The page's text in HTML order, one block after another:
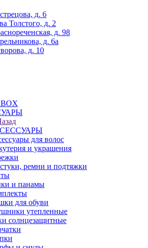
д. 6
Толстого, д. 2
д. 98
д. 6а
д. 10
для волос
и украшения
ремни и подтяжки
и панамы
для обуви
утепленные
солнцезащитные